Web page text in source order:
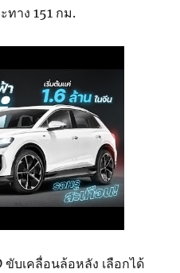
ทาง 151 กม.
ขับเคลื่อนล้อหลัง เลือกได้